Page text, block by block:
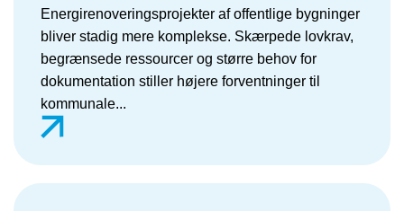
Energirenoveringsprojekter af offentlige bygninger
bliver stadig mere komplekse. Skærpede lovkrav,
begrænsede ressourcer og større behov for
dokumentation stiller højere forventninger til
kommunale...